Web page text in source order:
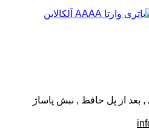
بعد از پل حافظ , نبش پاساژ